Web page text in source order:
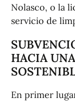
Nolasco, o la
servicio de
HACIA
En primer